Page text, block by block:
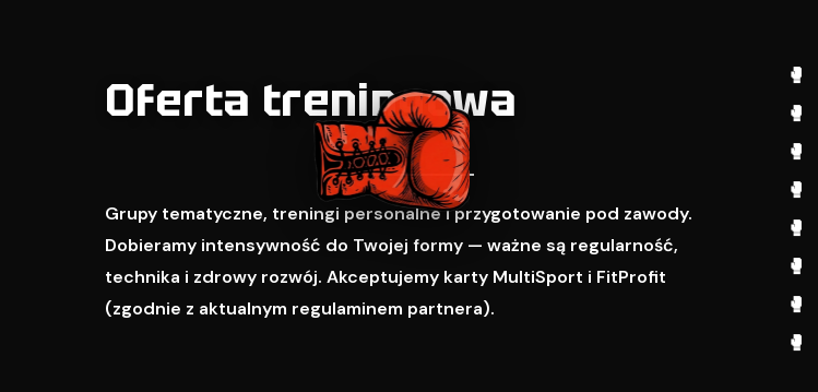
Oferta treningowa
Grupy tematyczne, treningi personalne i przygotowanie pod zawody.
Dobieramy intensywność do Twojej formy — ważne są regularność,
technika i zdrowy rozwój. Akceptujemy karty MultiSport i FitProfit
(zgodnie z aktualnym regulaminem partnera).